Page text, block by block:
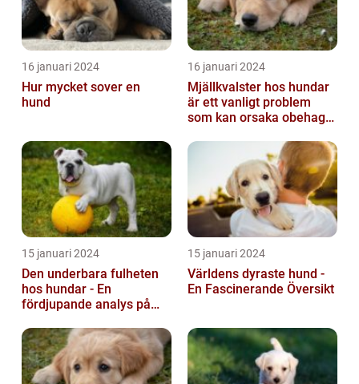
16 januari 2024
Hur mycket sover en
hund
16 januari 2024
Mjällkvalster hos hundar
är ett vanligt problem
som kan orsaka obehag
hunden...
15 januari 2024
Den underbara fulheten
hos hundar - En
fördjupande analys på
15 januari 2024
Världens dyraste hund -
En Fascinerande Översikt